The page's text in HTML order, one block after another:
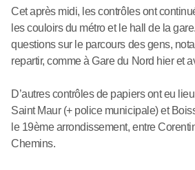
Cet après midi, les contrôles ont
les couloirs du métro et le hall de la
questions sur le parcours des gens,
repartir, comme à Gare du Nord hier et
D’autres contrôles de papiers ont eu
Saint Maur (+ police municipale) et
le 19ème arrondissement, entre
Chemins.